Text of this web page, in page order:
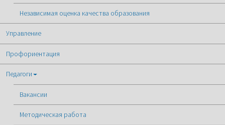
Независимая оценка качества образования
Управление
Профориентация
Педагоги
Вакансии
Методическая работа